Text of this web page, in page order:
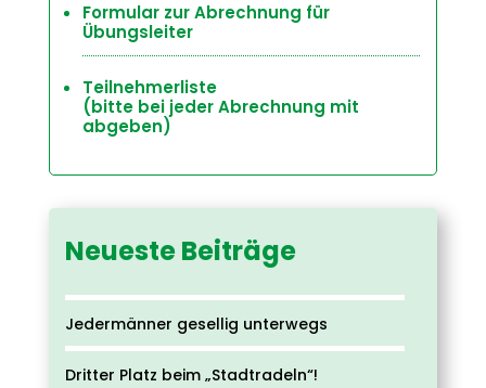
Formular zur Abrechnung für
Übungsleiter
Teilnehmerliste
(bitte bei jeder Abrechnung mit
abgeben)
Neueste Beiträge
Jedermänner gesellig unterwegs
Dritter Platz beim „Stadtradeln“!